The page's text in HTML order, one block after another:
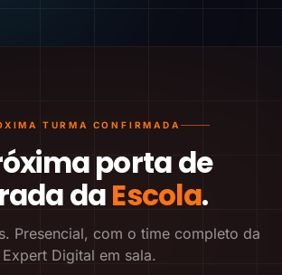
TURMA CONFIRMADA
porta de
daEscola.
Presencial, com o time completo da
Expert Digital em sala.